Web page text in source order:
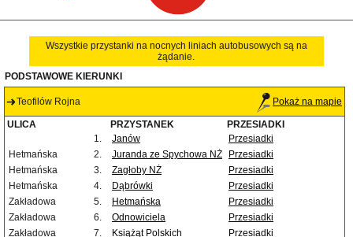
Wszystkie przystanki na nocnych liniach autobusowych są na
żądanie.
PODSTAWOWE KIERUNKI
Teofilów Rojna Pokaż na mapie
ULICA PRZYSTANEK
PRZESIADKI
1.
Janów
Przesiadki
Hetmańska
2. Juranda ze Spychowa NŻ
Przesiadki
Hetmańska
3. Zagłoby NŻ
Przesiadki
Hetmańska
4. Dąbrówki
Przesiadki
Zakładowa
5. Hetmańska
Przesiadki
Zakładowa
6. Odnowiciela
Przesiadki
Zakładowa
7. Książąt Polskich
Przesiadki